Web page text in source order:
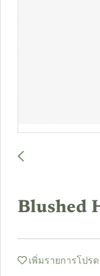
Blushed
เพิ่มรายการโปรด